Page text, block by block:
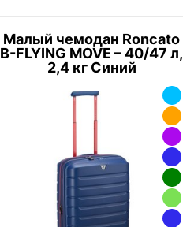
Малый чемодан Roncato
B-FLYING MOVE – 40/47 л,
2,4 кг Синий